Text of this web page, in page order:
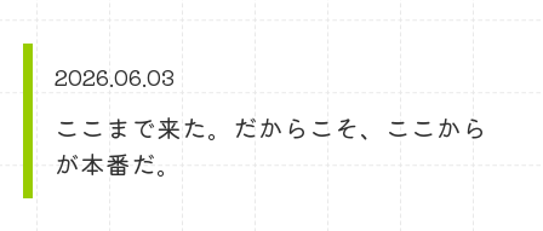
2026.06.03
ここまで来た。だからこそ、ここから
が本番だ。